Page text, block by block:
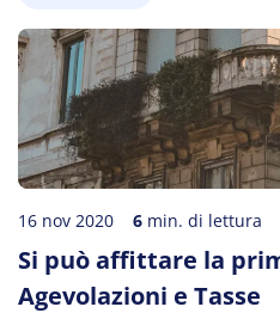
16 nov 2020 6 min. di lettura
Si può affittare la
Agevolazioni e Tasse